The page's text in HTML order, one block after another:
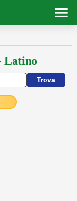
Latino